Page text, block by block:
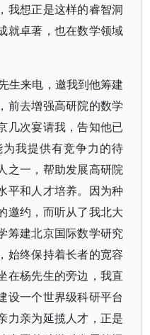
我想正是这样的睿智洞
就卓著，也在数学领域
生来电，邀我到他筹建
前去增强高研院的数学
几次宴请我，告知他已
我提供有竞争力的待
之一，帮助发展高研院
平和人才培养。因为种
邀约，而听从了我北大
筹建北京国际数学研究
始终保持着长者的宽容
在杨先生的旁边，我直
设一个世界级科研平台
力亲为延揽人才，正是